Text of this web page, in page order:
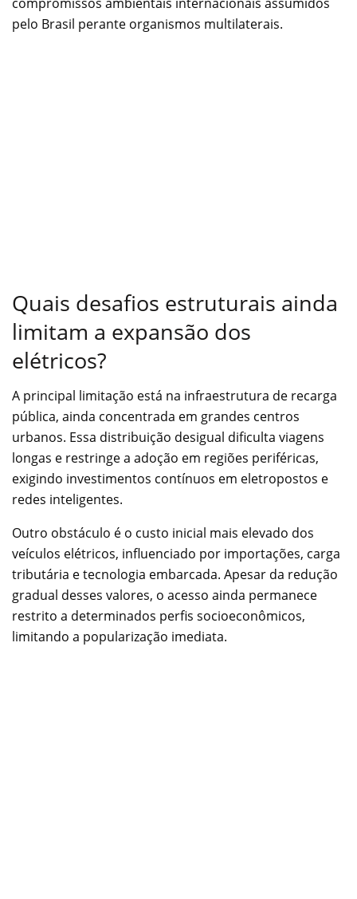
pelo Brasil perante organismos multilaterais.
Quais desafios estruturais ainda
limitam a expansão dos
elétricos?
A principal limitação está na infraestrutura de recarga
pública, ainda concentrada em grandes centros
urbanos. Essa distribuição desigual dificulta viagens
longas e restringe a adoção em regiões periféricas,
exigindo investimentos contínuos em eletropostos e
redes inteligentes.
Outro obstáculo é o custo inicial mais elevado dos
veículos elétricos, influenciado por importações, carga
tributária e tecnologia embarcada. Apesar da redução
gradual desses valores, o acesso ainda permanece
restrito a determinados perfis socioeconômicos,
limitando a popularização imediata.